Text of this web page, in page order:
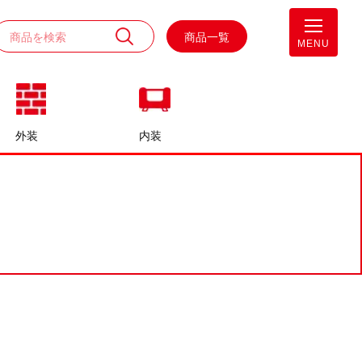
商品一覧
外装 内装
MENU